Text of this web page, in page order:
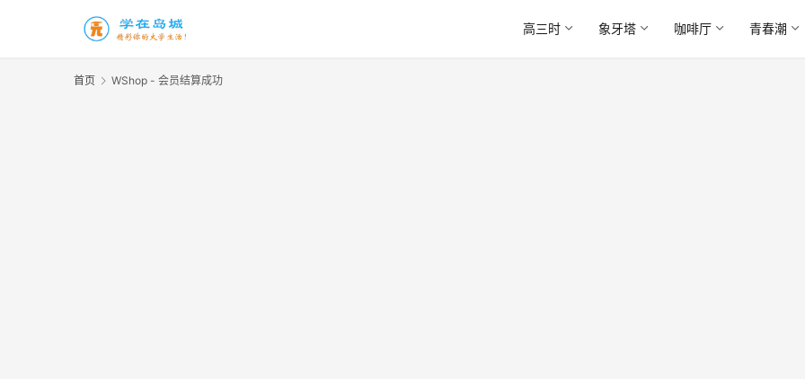
高三时 象牙塔 咖啡厅 青春潮
首页 WShop - 会员结算成功